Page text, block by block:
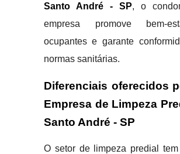
Santo André - SP, o
empresa promove bem-
ocupantes e garante
normas sanitárias.
Diferenciais oferecidos
Empresa de Limpeza
Santo André - SP
O setor de limpeza predial